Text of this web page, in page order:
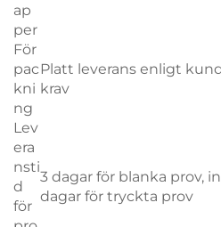
ap
per
För
pac
kni
ng
Platt leverans enligt
krav
Lev
era
nsti
d
för
3 dagar för blanka prov,
dagar för tryckta prov